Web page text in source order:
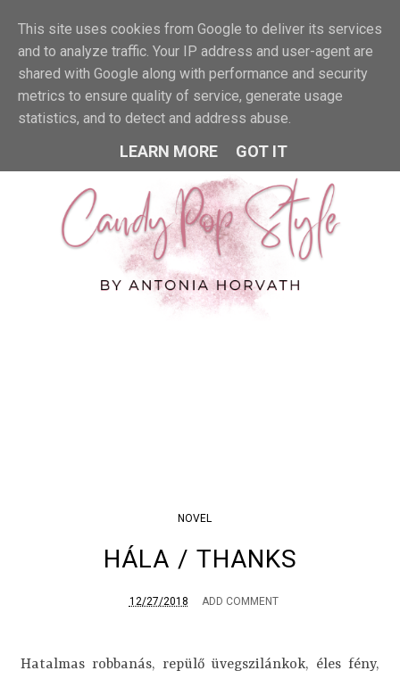
MENU
NOVEL
HÁLA / THANKS
12/27/2018 ADD COMMENT
Hatalmas robbanás, repülő üvegszilánkok, éles fény,
This site uses cookies from Google to deliver its services
and to analyze traffic. Your IP address and user-agent are
shared with Google along with performance and security
metrics to ensure quality of service, generate usage
statistics, and to detect and address abuse.
LEARN MORE GOT IT